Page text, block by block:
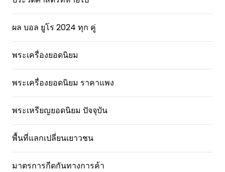
ผล บอล ยูโร 2024 ทุก คู่
พระเครื่องยอดนิยม
พระเครื่องยอดนิยม ราคาแพง
พระเหรียญยอดนิยม ปัจจุบัน
พื้นที่แลกเปลี่ยนเยาวชน
มาตรการกีดกันทางการค้า